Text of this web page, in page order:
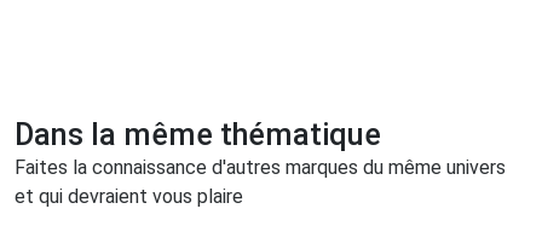
Dans la même thématique
Faites la connaissance d'autres marques du même univers
et qui devraient vous plaire